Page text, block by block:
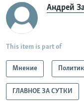
Андрей
This item is part of
Мнение
ГЛАВНОЕ ЗА СУТКИ